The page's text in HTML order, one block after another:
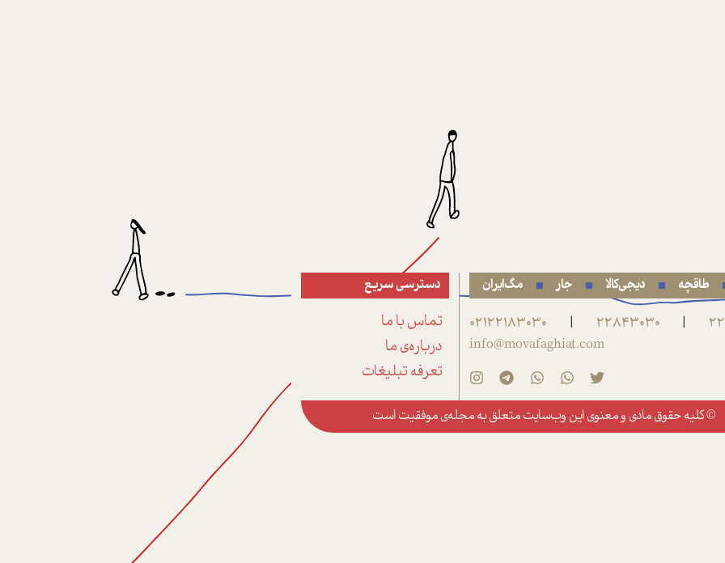
طاقچه دیجی‌کالا جار مگ‌ایران
|
22843030
|
02122183030
info@movafaghiat.com
دسترسی سریع
تماس با ما
درباره‌ی ما
تعرفه تبلیغات
© کلیه حقوق مادی و معنوی این وب‌سایت متعلق بهمجله‌ی موفقیتاست